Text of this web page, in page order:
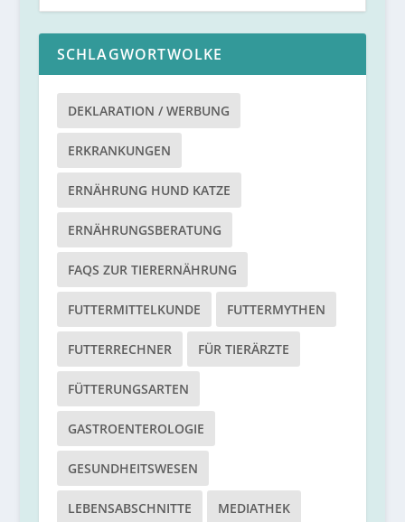
SCHLAGWORTWOLKE
DEKLARATION / WERBUNG
ERKRANKUNGEN
ERNÄHRUNG HUND KATZE
ERNÄHRUNGSBERATUNG
FAQS ZUR TIERERNÄHRUNG
FUTTERMITTELKUNDE FUTTERMYTHEN
FUTTERRECHNER FÜR TIERÄRZTE
FÜTTERUNGSARTEN
GASTROENTEROLOGIE
GESUNDHEITSWESEN
LEBENSABSCHNITTE MEDIATHEK